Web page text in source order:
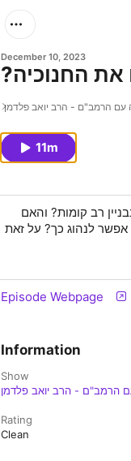
December 10, 2023
עם הרמב"ם - הרב יואב פלדמן
11m
רב קומות? והאם
לנהוג כך? על זאת
Episode Webpage
Information
Show
הרמב"ם - הרב יואב פלדמן
Rating
Clean